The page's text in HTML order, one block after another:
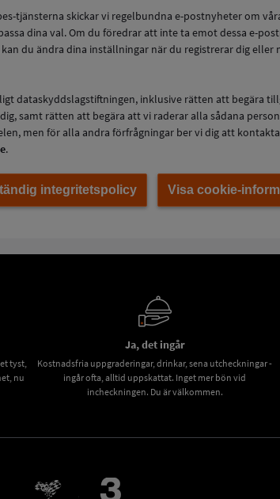
tjänsterna skickar vi regelbundna e-postnyheter om
dina val. Om du föredrar att inte ta emot dessa e-
du ändra dina inställningar när du registrerar dig eller
dataskyddslagstiftningen, inklusive rätten att begära
samt rätten att begära att vi raderar alla sådana
men för alla andra förfrågningar ber vi dig att kontakta
.
integritetspolicy Visa cookie-
tyst,
nu
Ja, det ingår
Kostnadsfria uppgraderingar, drinkar, sena utcheckningar -
ingår ofta, alltid uppskattat. Inget mer bön vid
incheckningen. Du är välkommen.